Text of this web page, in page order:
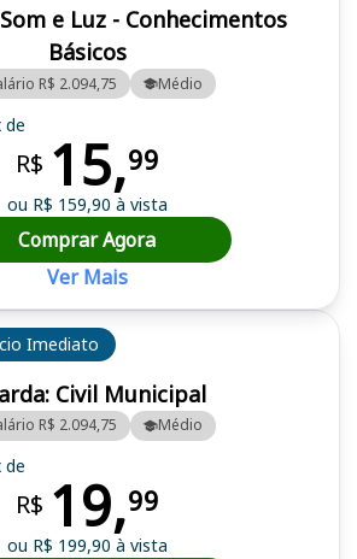
Imediato
Civil Municipal
R$ 2.094,75 Médio
de
R$ 19,99
ou R$ 199,90 à vista
e Luz - Conhecimentos
Básicos
R$ 2.094,75 Médio
de
R$ 15,99
ou R$ 159,90 à vista
Comprar Agora
Ver Mais